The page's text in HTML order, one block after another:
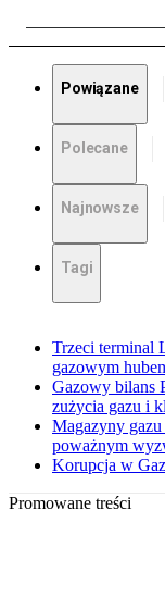
Powiązane
Polecane
Najnowsze
Tagi
Trzeci terminal
gazowym
Gazowy bilans
zużycia gazu i
Magazyny
poważnym
Korupcja w
Promowane treści